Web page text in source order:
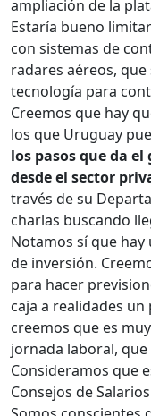
ampliación de la
Estaría bueno
con sistemas de
radares aéreos,
tecnología para
Creemos que hay
los que Uruguay
los pasos que da
desde el sector
través de su
charlas buscando
Notamos sí que
de inversión.
para hacer
caja a realidades
creemos que es
jornada laboral,
Consideramos que
Consejos de